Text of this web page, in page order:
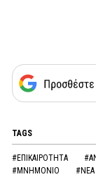
TAGS
#ΕΠΙΚΑΙΡΟΤΗΤΑ
#ΜΝΗΜΟΝΙΟ
#ΝΕΑ